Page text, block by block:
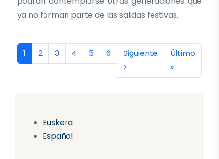
Euskera
Español
ya no forman parte de las salidas festivas.
Paginación
Página actual
1 Página
2 Página
3 Página
4 Página
5 Página
6 Siguiente página
Siguiente
>
Última
Último
»